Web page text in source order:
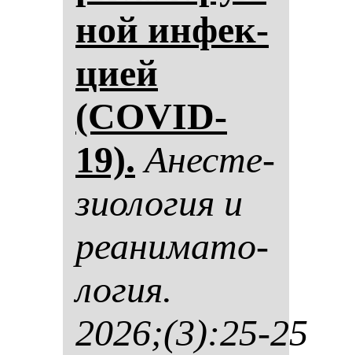
ной ин­фек­
ци­ей
(COVID-
19). Анес­те­
зи­оло­гия и
ре­ани­ма­то­
ло­гия.
2026;(3):25-25